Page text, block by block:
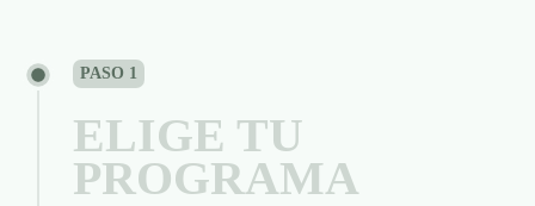
PASO 1
ELIGE TU
PROGRAMA